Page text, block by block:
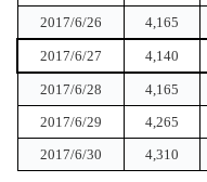
2017/6/26
4,165
2017/6/27 4,140
2017/6/28 4,165
2017/6/29
4,265
2017/6/30
4,310